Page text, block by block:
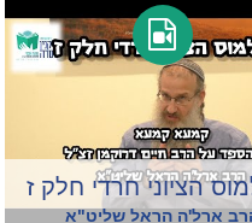
הציוני חרדי חלק ז
ארל'ה הראל שליט"א